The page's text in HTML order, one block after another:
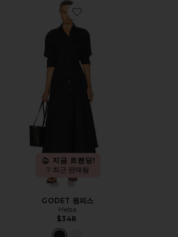
Favorite GODET 원피스
지금 트렌딩!
7 최근 판매됨
GODET 원피스
Helsa
$348